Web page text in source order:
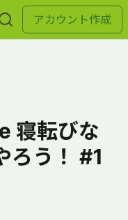
アカウント作成
寝転びな
ろう！ #1